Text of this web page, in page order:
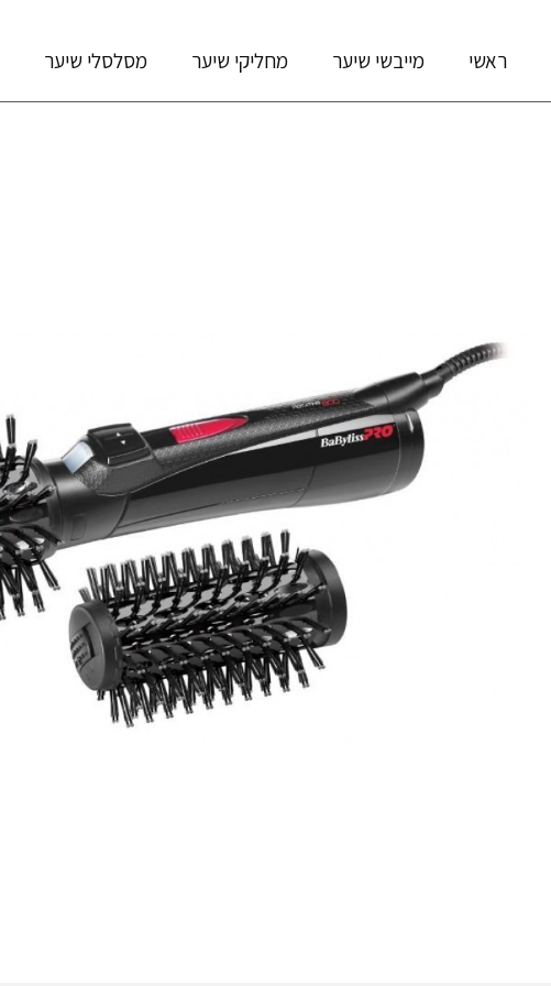
ראשי מייבשי שיער מחליקי שיער מסלסלי שיער